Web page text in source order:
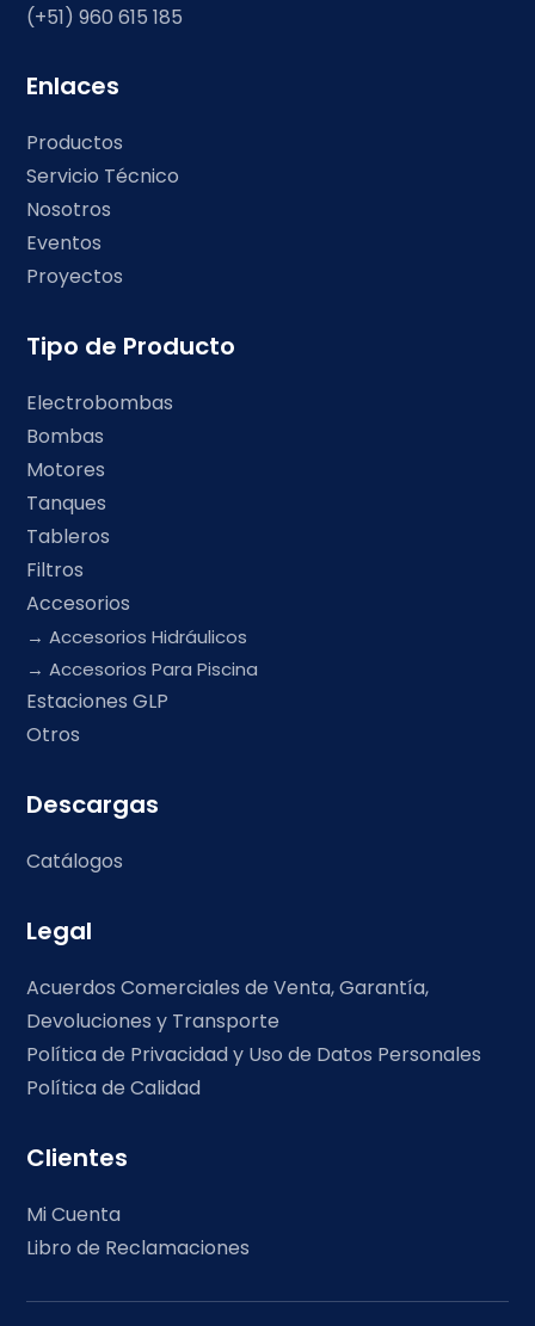
(+51) 960 615 185
Enlaces
Productos
Servicio Técnico
Nosotros
Eventos
Proyectos
Tipo de Producto
Electrobombas
Bombas
Motores
Tanques
Tableros
Filtros
Accesorios
Accesorios Hidráulicos
Accesorios Para Piscina
Estaciones GLP
Otros
Descargas
Catálogos
Legal
Acuerdos Comerciales de Venta, Garantía,
Devoluciones y Transporte
Política de Privacidad y Uso de Datos Personales
Política de Calidad
Clientes
Mi Cuenta
Libro de Reclamaciones